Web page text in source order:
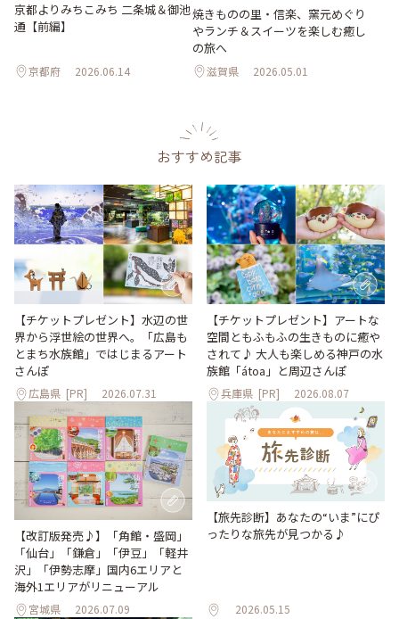
京都よりみちこみち 二条城＆御池
通【前編】
京都府 2026.06.14
焼きものの里・信楽、窯元めぐり
やランチ＆スイーツを楽しむ癒し
の旅へ
滋賀県 2026.05.01
おすすめ記事
【チケットプレゼント】水辺の世
界から浮世絵の世界へ。「広島も
とまち水族館」ではじまるアート
さんぽ
広島県 [PR] 2026.07.31
【チケットプレゼント】アートな
空間ともふもふの生きものに癒や
されて♪ 大人も楽しめる神戸の水
族館「átoa」と周辺さんぽ
兵庫県 [PR] 2026.08.07
【改訂版発売♪】「角館・盛岡」
「仙台」「鎌倉」「伊豆」「軽井
沢」「伊勢志摩」国内6エリアと
海外1エリアがリニューアル
宮城県 2026.07.09
【旅先診断】あなたの“いま”にぴ
ったりな旅先が見つかる♪
2026.05.15